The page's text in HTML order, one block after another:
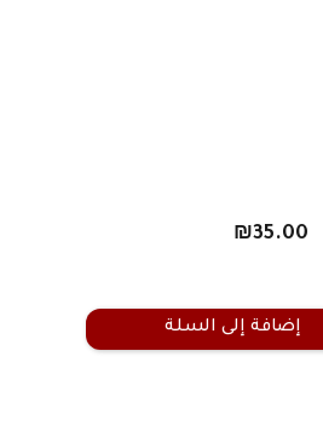
₪35.00
إضافة إلى السلة